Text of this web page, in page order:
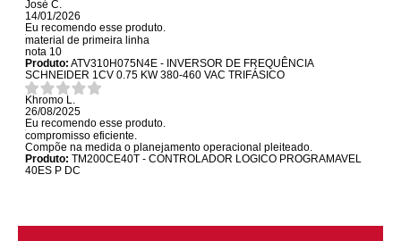
José C.
14/01/2026
Eu recomendo esse produto.
material de primeira linha
nota 10
Produto: ATV310H075N4E - INVERSOR DE FREQUÊNCIA
SCHNEIDER 1CV 0.75 KW 380-460 VAC TRIFÁSICO
Khromo L.
26/08/2025
Eu recomendo esse produto.
compromisso eficiente.
Compõe na medida o planejamento operacional pleiteado.
Produto: TM200CE40T - CONTROLADOR LOGICO PROGRAMAVEL
40ES P DC